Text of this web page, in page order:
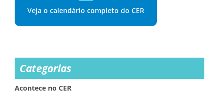
Veja o calendário completo do CER
Categorias
Acontece no CER